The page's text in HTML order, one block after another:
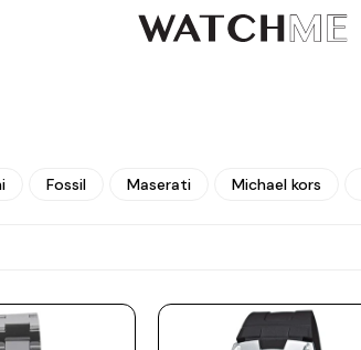
Fossil Maserati Michael kors